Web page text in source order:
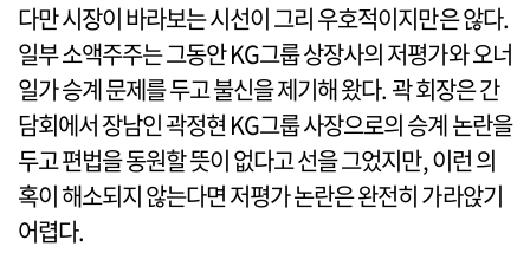
다만 시장이 바라보는 시선이 그리 우호적이지만은 않다.
일부 소액주주는 그동안 KG그룹 상장사의 저평가와 오너
일가 승계 문제를 두고 불신을 제기해 왔다. 곽 회장은 간
담회에서 장남인 곽정현 KG그룹 사장으로의 승계 논란을
두고 편법을 동원할 뜻이 없다고 선을 그었지만, 이런 의
혹이 해소되지 않는다면 저평가 논란은 완전히 가라앉기
어렵다.